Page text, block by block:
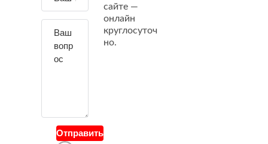
Отправить
сайте —
онлайн
круглосуточ
но.